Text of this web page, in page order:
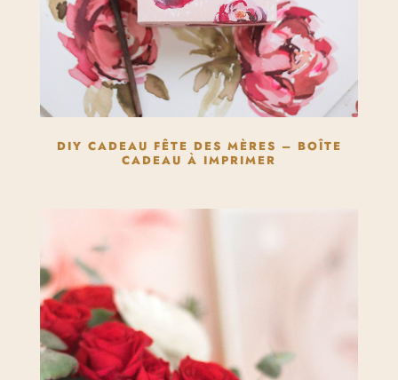
DIY CADEAU FÊTE DES MÈRES – BOÎTE
CADEAU À IMPRIMER